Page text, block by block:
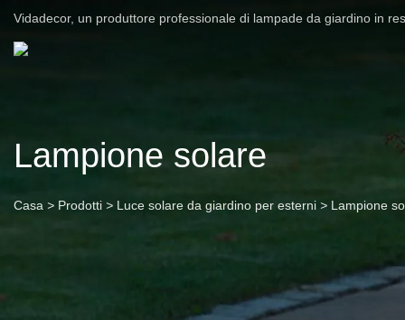
Vidadecor, un produttore professionale di lampade da giardino in
Lampione solare
Casa > Prodotti > Luce solare da giardino per esterni > Lampione